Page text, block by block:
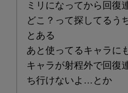
ミリになってから回復
どこ？って探してるう
とある
あと使ってるキャラに
キャラが射程外で回復
ち行けないよ…とか